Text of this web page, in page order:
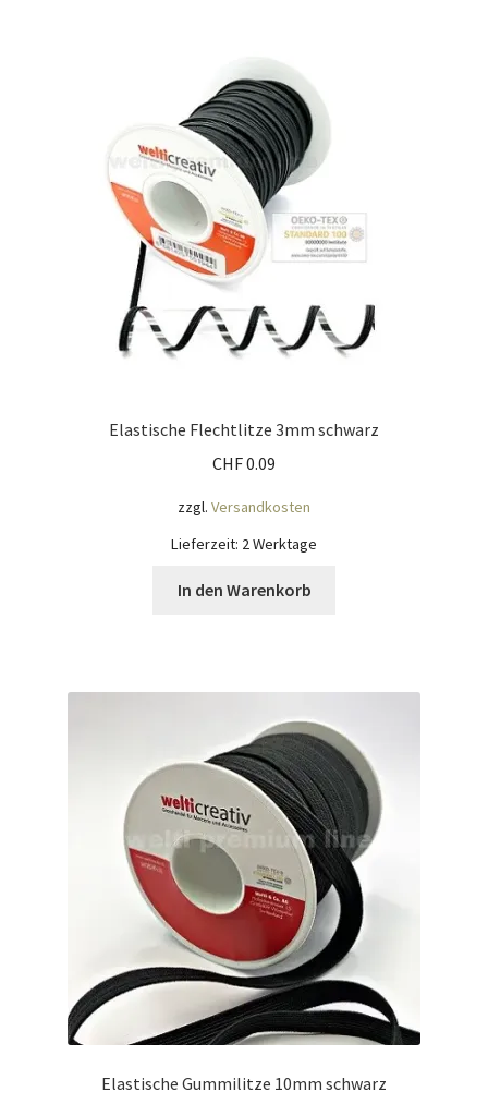
Saferpay Checkout
Twint – QR-Code KÖNIGSHOF
Galerie
Elastische Flechtlitze 3mm schwarz
CHF0.09
zzgl. Versandkosten
Lieferzeit: 2 Werktage
In den Warenkorb
Elastische Gummilitze 10mm schwarz